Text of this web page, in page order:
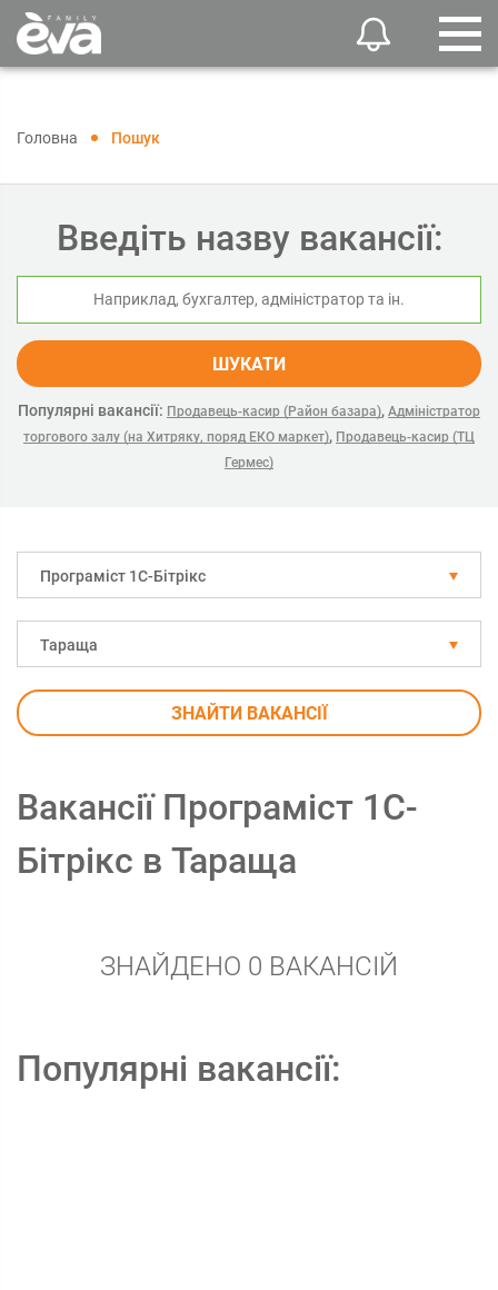
Головна Пошук
Введіть назву вакансії:
ШУКАТИ
Популярні вакансії: Продавець-касир (Район базара), Адміністратор
торгового залу (на Хитряку, поряд ЕКО маркет), Продавець-касир (ТЦ
Гермес)
Програміст 1С-Бітрікс
Тараща
ЗНАЙТИ ВАКАНСІЇ
Вакансії Програміст 1С-
Бітрікс в Тараща
ЗНАЙДЕНО 0 ВАКАНСІЙ
Популярні вакансії: